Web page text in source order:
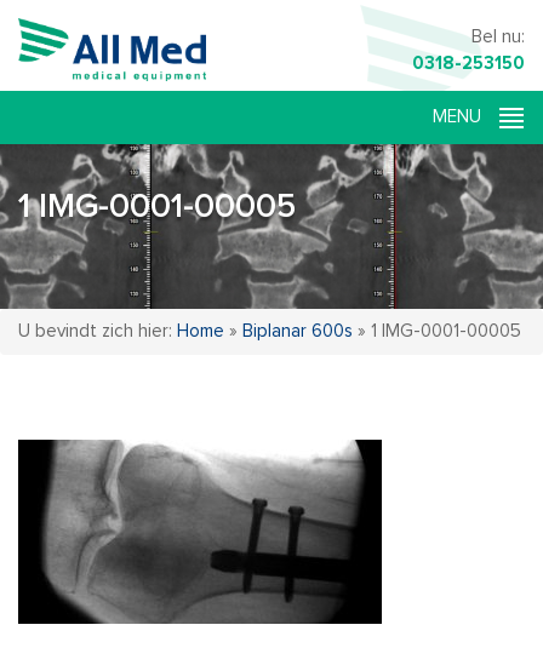
Bel nu:
0318-253150
1 IMG-0001-00005
U bevindt zich hier: Home » Biplanar 600s » 1 IMG-0001-00005